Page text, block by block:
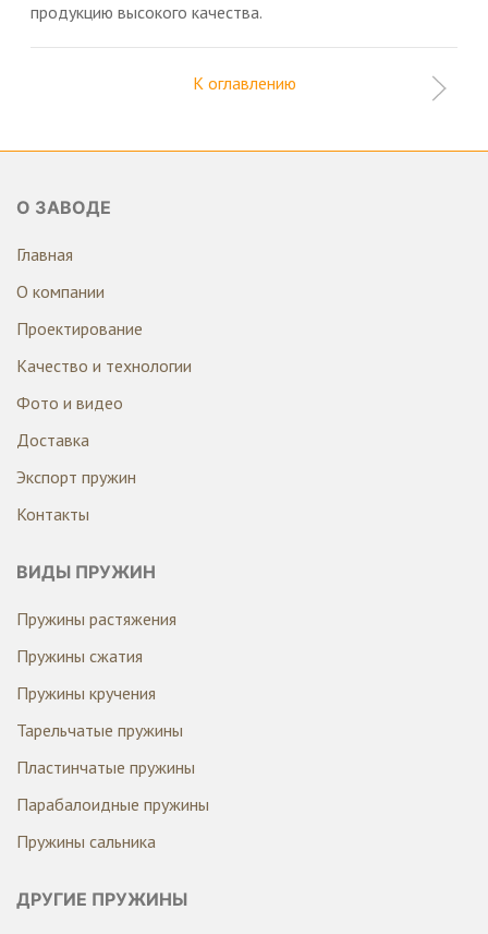
продукцию высокого качества.
К оглавлению
О ЗАВОДЕ
Главная
О компании
Проектирование
Качество и технологии
Фото и видео
Доставка
Экспорт пружин
Контакты
ВИДЫ ПРУЖИН
Пружины растяжения
Пружины сжатия
Пружины кручения
Тарельчатые пружины
Пластинчатые пружины
Парабалоидные пружины
Пружины сальника
ДРУГИЕ ПРУЖИНЫ